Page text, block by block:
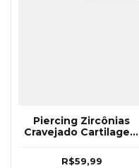
Piercing Zircônias
Cravejado Cartilagem
R$59,99